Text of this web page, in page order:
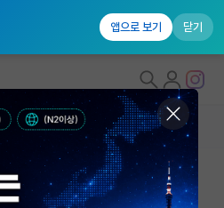
앱으로 보기 닫기
랩)